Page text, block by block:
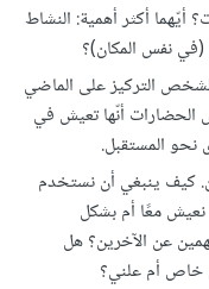
أكثر أهمية: النشاط
(في نفس المكان)؟
التركيز على الماضي
الحضارات أنّها تعيش في
المستقبل.
كيف ينبغي أن نستخدم
نعيش معًا أم بشكل
عن الآخرين؟ هل
خاص أم علني؟